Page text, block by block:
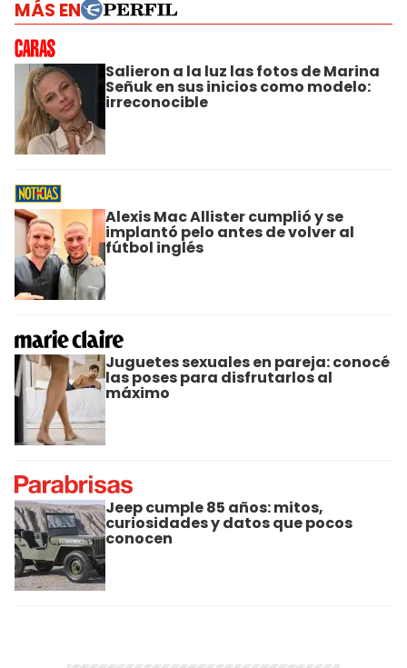
MÁS EN
Salieron a la luz las fotos de Marina
Señuk en sus inicios como modelo:
irreconocible
Alexis Mac Allister cumplió y se
implantó pelo antes de volver al
fútbol inglés
Juguetes sexuales en pareja: conocé
las poses para disfrutarlos al
máximo
Jeep cumple 85 años: mitos,
curiosidades y datos que pocos
conocen